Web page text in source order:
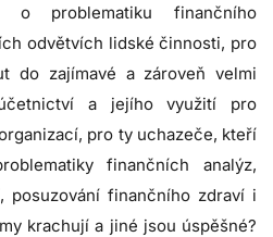
o problematiku finančního
odvětvích lidské činnosti, pro
do zajímavé a zároveň velmi
a jejího využití pro
pro ty uchazeče, kteří
finančních analýz,
posuzování finančního zdraví i
krachují a jiné jsou úspěšné?